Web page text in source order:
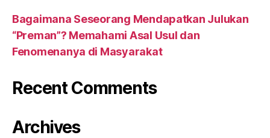
Bagaimana Seseorang Mendapatkan Julukan
“Preman”? Memahami Asal Usul dan
Fenomenanya di Masyarakat
Recent Comments
Archives